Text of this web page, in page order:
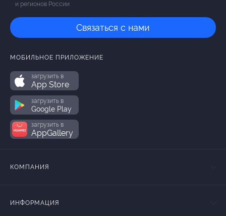
и регионов России
Связаться с нами
МОБИЛЬНОЕ ПРИЛОЖЕНИЕ
загрузить в
App Store
загрузить в
Google Play
загрузить в
AppGallery
КОМПАНИЯ
ИНФОРМАЦИЯ